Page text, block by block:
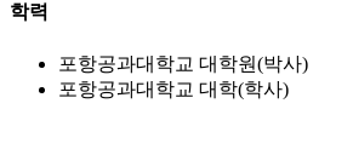
학력
포항공과대학교 대학원(박사)
포항공과대학교 대학(학사)